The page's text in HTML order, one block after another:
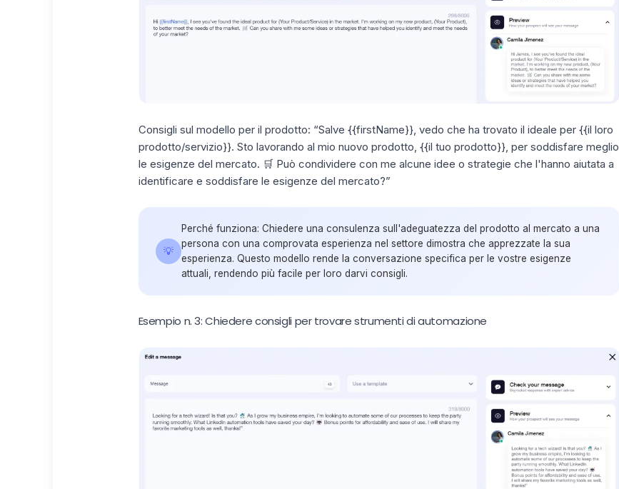
Consigli sul modello per il prodotto: “Salve {{firstName}}, vedo che ha trovato il ideale per {{il loro
prodotto/servizio}}. Sto lavorando al mio nuovo prodotto, {{il tuo prodotto}}, per soddisfare meglio
le esigenze del mercato. 🛒 Può condividere con me alcune idee o strategie che l'hanno aiutata a
identificare e soddisfare le esigenze del mercato?”
💡
Perché funziona: Chiedere una consulenza sull'adeguatezza del prodotto al mercato a una
persona con una comprovata esperienza nel settore dimostra che apprezzate la sua
esperienza. Questo modello rende la conversazione specifica per le vostre esigenze
attuali, rendendo più facile per loro darvi consigli.
Esempio n. 3: Chiedere consigli per trovare strumenti di automazione